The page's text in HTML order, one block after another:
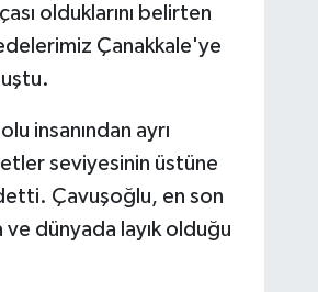
olduklarını belirten
Çanakkale'ye
insanından ayrı
seviyesinin üstüne
Çavuşoğlu, en son
ve dünyada layık olduğu